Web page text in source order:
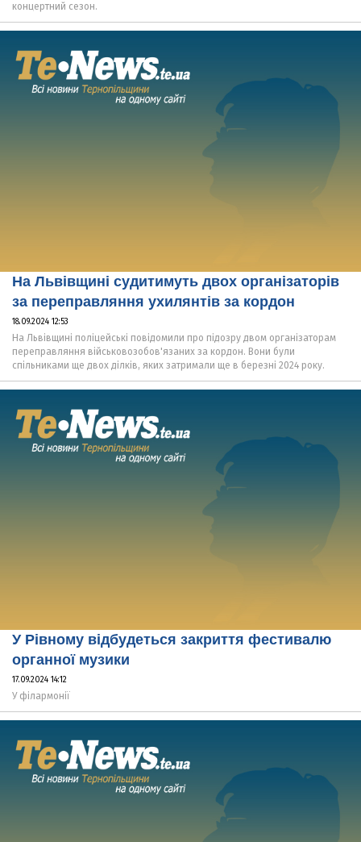
концертний сезон.
На Львівщині судитимуть двох організаторів
за переправляння ухилянтів за кордон
18.09.2024 12:53
На Львівщині поліцейські повідомили про підозру двом організаторам
переправляння військовозобов'язаних за кордон. Вони були
спільниками ще двох ділків, яких затримали ще в березні 2024 року.
У Рівному відбудеться закриття фестивалю
органної музики
17.09.2024 14:12
У філармонії